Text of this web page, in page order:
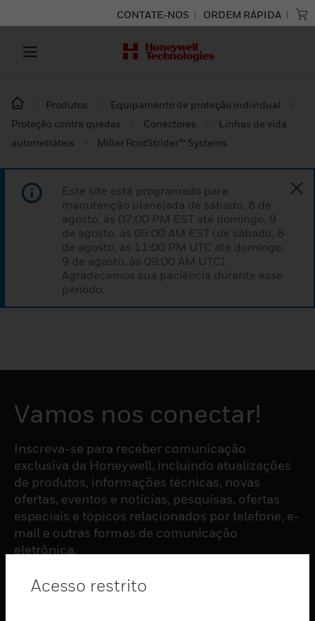
CONTATE-NOS ORDEM RÁPIDA
Produtos
Equipamento de proteção individual
Proteção contra quedas
Conectores
Linhas de vida
autorretráteis
Miller RoofStrider™ Systems
Este site está programado para
manutenção planejada de sábado, 8 de
agosto, às 07:00 PM EST até domingo, 9
de agosto, às 05:00 AM EST (de sábado, 8
de agosto, às 11:00 PM UTC até domingo,
9 de agosto, às 09:00 AM UTC).
Agradecemos sua paciência durante esse
período.
Vamos nos conectar!
Inscreva-se para receber comunicação
exclusiva da Honeywell, incluindo atualizações
de produtos, informações técnicas, novas
ofertas, eventos e notícias, pesquisas, ofertas
especiais e tópicos relacionados por telefone, e-
mail e outras formas de comunicação
eletrônica.
ASSINAR
Acesso restrito